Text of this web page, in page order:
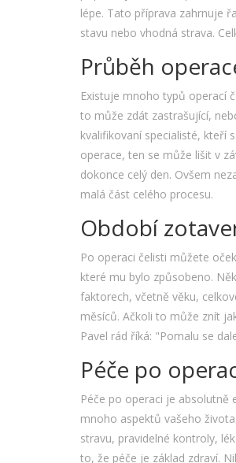
lépe. Tato příprava zahrnuje
stavu nebo vhodná strava.
Průběh
Existuje mnoho typů operací
to může zdát zastrašující,
kvalifikovaní specialisté, kteří
operace, ten se může lišit v
dokonce celý den. Ovšem
malá část celého procesu.
Období
Po operaci čelisti můžete
které mu bylo způsobeno.
faktorech, včetně věku,
měsíců. Ačkoli to může znít
Pavel rád říká: "Pomalu se
Péče po
Péče po operaci je absolutně
mnoho aspektů vašeho
stravu, pravidelné kontroly,
to, že péče je základ zdraví.